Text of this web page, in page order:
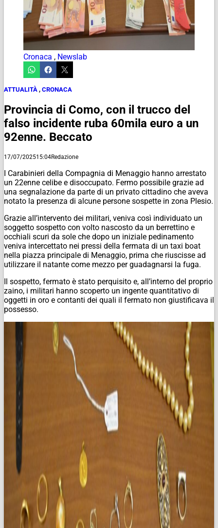
Cronaca , Newslab
ATTUALITÀ , CRONACA
Provincia di Como, con il trucco del
falso incidente ruba 60mila euro a un
92enne. Beccato
17/07/202515:04Redazione
I Carabinieri della Compagnia di Menaggio hanno arrestato
un 22enne celibe e disoccupato. Fermo possibile grazie ad
una segnalazione da parte di un privato cittadino che aveva
notato la presenza di alcune persone sospette in zona Plesio.
Grazie all’intervento dei militari, veniva così individuato un
soggetto sospetto con volto nascosto da un berrettino e
occhiali scuri da sole che dopo un iniziale pedinamento
veniva intercettato nei pressi della fermata di un taxi boat
nella piazza principale di Menaggio, prima che riuscisse ad
utilizzare il natante come mezzo per guadagnarsi la fuga.
Il sospetto, fermato è stato perquisito e, all’interno del proprio
zaino, i militari hanno scoperto un ingente quantitativo di
oggetti in oro e contanti dei quali il fermato non giustificava il
possesso.